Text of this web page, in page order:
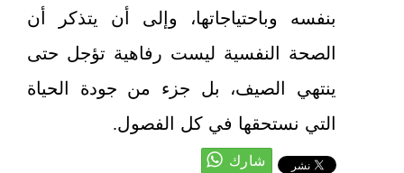
بنفسه وباحتياجاتها، وإلى أن يتذكر أن
الصحة النفسية ليست رفاهية تؤجل حتى
ينتهي الصيف، بل جزء من جودة الحياة
التي نستحقها في كل الفصول.